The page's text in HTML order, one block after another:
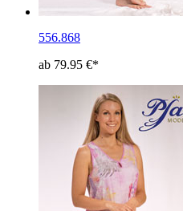
556.868
ab 79.95 €*